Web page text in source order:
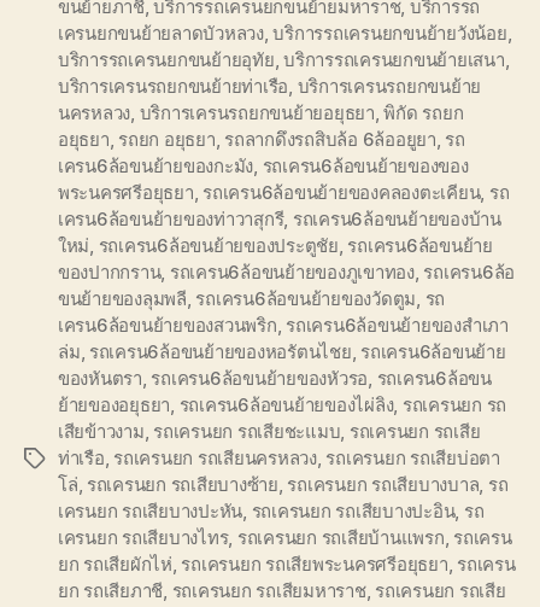
Tags
ขนย้ายภาชี,บริการรถเครนยกขนย้ายมหาราช, บริการรถ
เครนยกขนย้ายลาดบัวหลวง,บริการรถเครนยกขนย้ายวังน้อย
บริการรถเครนยกขนย้ายอุทัย ,บริการรถเครนยกขนย้ายเสนา
บริการเครนรถยกขนย้ายท่าเรือ บริการเครนรถยกขนย้าย
นครหลวง บริการเครนรถยกขนย้ายอยุธยา ,พิกัด รถยก
อยุธยา รถยก อยุธยา รถลากดึงรถสิบล้อ 6ล้ออยูยา รถ
เครน6ล้อขนย้ายของกะมัง รถเครน6ล้อขนย้ายของของ
พระนครศรีอยุธยา รถเครน6ล้อขนย้ายของคลองตะเคียน, รถ
เครน6ล้อขนย้ายของท่าวาสุกรี, รถเครน6ล้อขนย้ายของบ้าน
ใหม่ รถเครน6ล้อขนย้ายของประตูชัย รถเครน6ล้อขนย้าย
ของปากกราน, รถเครน6ล้อขนย้ายของภูเขาทอง, รถเครน6ล้อ
ขนย้ายของลุมพลี รถเครน6ล้อขนย้ายของวัดตูม รถ
เครน6ล้อขนย้ายของสวนพริก รถเครน6ล้อขนย้ายของสำเภา
ล่ม รถเครน6ล้อขนย้ายของหอรัตนไชย รถเครน6ล้อขนย้าย
ของหันตรา รถเครน6ล้อขนย้ายของหัวรอ รถเครน6ล้อขน
ย้ายของอยุธยา รถเครน6ล้อขนย้ายของไผ่ลิง, รถเครนยก รถ
เสียข้าวงาม รถเครนยก รถเสียชะแมบ รถเครนยก รถเสีย
ท่าเรือ รถเครนยก รถเสียนครหลวง, รถเครนยก รถเสียบ่อตา
โล่ รถเครนยก รถเสียบางซ้าย รถเครนยก รถเสียบางบาล รถ
เครนยก รถเสียบางปะหัน รถเครนยก รถเสียบางปะอิน, รถ
เครนยก รถเสียบางไทร, รถเครนยก รถเสียบ้านแพรก รถเครน
ยก รถเสียผักไห่ รถเครนยก รถเสียพระนครศรีอยุธยา รถเครน
ยก รถเสียภาชี รถเครนยก รถเสียมหาราช, รถเครนยก รถเสีย